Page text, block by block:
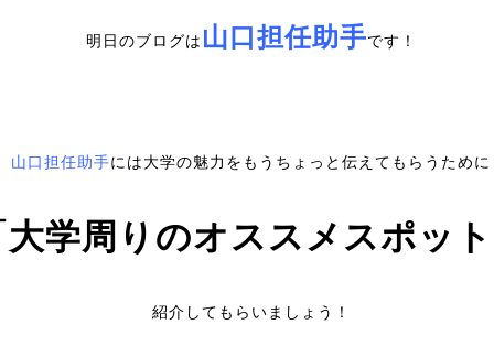
明日のブログは 山口担任助手です！
山口担任助手には大学の魅力をもうちょっと伝えてもらうために
大学周りのオススメスポッ
紹介してもらいましょう！